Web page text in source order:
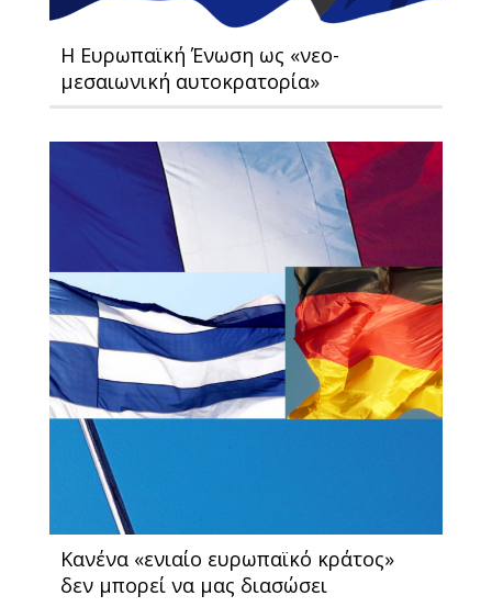
Η Ευρωπαϊκή Ένωση ως «νεο-
μεσαιωνική αυτοκρατορία»
Κανένα «ενιαίο ευρωπαϊκό κράτος»
δεν μπορεί να μας διασώσει